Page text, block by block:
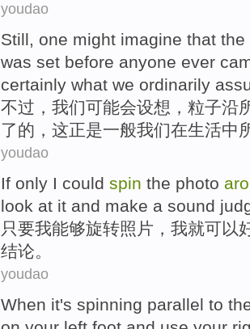
youdao
Still, one might imagine that the
was set before anyone ever
certainly what we ordinarily
不过 ， 我们可能会设想 ， 粒子沿
了的， 这正是一般我们在生活中
youdao
If only I could spin the photo
look at it and make a sound
只要我能够旋转照片 ，我就可以
结论。
youdao
When it's spinning parallel to